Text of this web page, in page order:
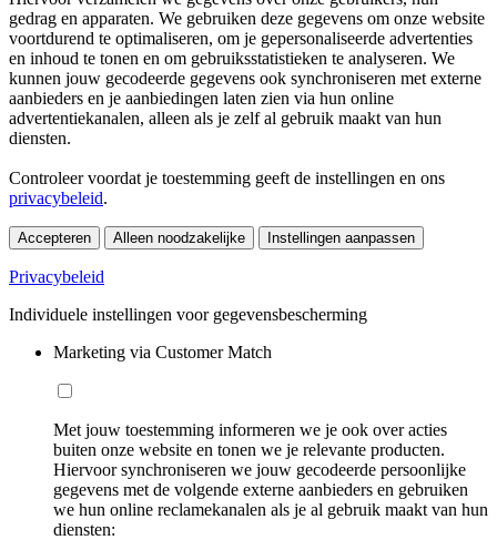
gedrag en apparaten. We gebruiken deze gegevens om onze website
voortdurend te optimaliseren, om je gepersonaliseerde advertenties
en inhoud te tonen en om gebruiksstatistieken te analyseren. We
kunnen jouw gecodeerde gegevens ook synchroniseren met externe
aanbieders en je aanbiedingen laten zien via hun online
advertentiekanalen, alleen als je zelf al gebruik maakt van hun
diensten.
Controleer voordat je toestemming geeft de instellingen en ons
privacybeleid.
Accepteren Alleen noodzakelijke Instellingen aanpassen
Privacybeleid
Individuele instellingen voor gegevensbescherming
Marketing via Customer Match
Met jouw toestemming informeren we je ook over acties
buiten onze website en tonen we je relevante producten.
Hiervoor synchroniseren we jouw gecodeerde persoonlijke
gegevens met de volgende externe aanbieders en gebruiken
we hun online reclamekanalen als je al gebruik maakt van hun
diensten: